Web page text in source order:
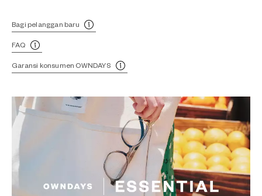
Bagi pelanggan baru
FAQ
Garansi konsumen OWNDAYS